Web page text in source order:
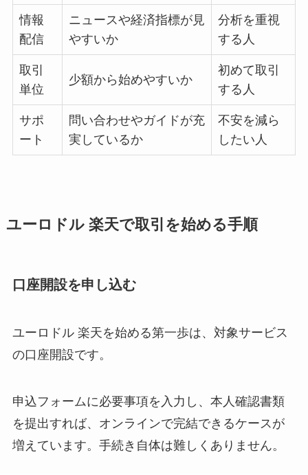
情報
配信
ニュースや経済指標が見
やすいか
分析を重視
する人
取引
単位
少額から始めやすいか
初めて取引
する人
サポ
ート
問い合わせやガイドが充
実しているか
不安を減ら
したい人
ユーロドル 楽天で取引を始める手順
口座開設を申し込む
ユーロドル 楽天を始める第一歩は、対象サービス
の口座開設です。
申込フォームに必要事項を入力し、本人確認書類
を提出すれば、オンラインで完結できるケースが
増えています。手続き自体は難しくありません。